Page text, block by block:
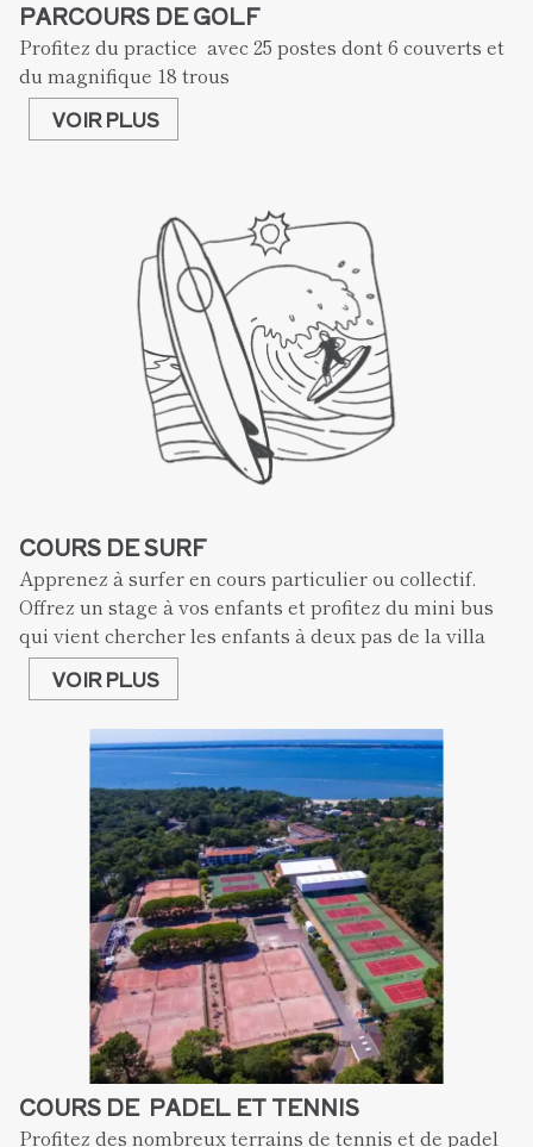
PARCOURS DE GOLF
Profitez du practice  avec 25 postes dont 6 couverts et
VOIR PLUS
COURS DE SURF
Apprenez à surfer en cours particulier ou collectif.
Offrez un stage à vos enfants et profitez du mini bus
qui vient chercher les enfants à deux pas de la villa
VOIR PLUS
COURS DE  PADEL ET TENNIS
Profitez des nombreux terrains de tennis et de padel